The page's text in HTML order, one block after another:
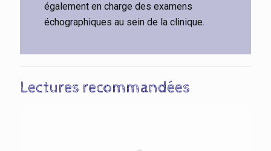
également en charge des examens
échographiques au sein de la clinique.
Lectures recommandées